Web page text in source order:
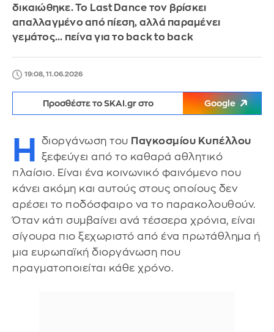
δικαιώθηκε. Το Last Dance τον βρίσκει
απαλλαγμένο από πίεση, αλλά παραμένει
γεμάτος... πείνα για το back to back
19:08, 11.06.2026
Προσθέστε το SKAI.gr στο Google
Η διοργάνωση του Παγκοσμίου Κυπέλλου
ξεφεύγει από το καθαρά αθλητικό
πλαίσιο. Είναι ένα κοινωνικό φαινόμενο που
κάνει ακόμη και αυτούς στους οποίους δεν
αρέσει το ποδόσφαιρο να το παρακολουθούν.
Όταν κάτι συμβαίνει ανά τέσσερα χρόνια, είναι
σίγουρα πιο ξεχωριστό από ένα πρωτάθλημα ή
μια ευρωπαϊκή διοργάνωση που
πραγματοποιείται κάθε χρόνο.